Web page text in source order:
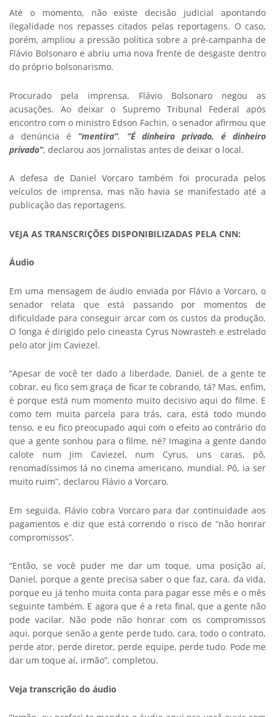
Até o momento, não existe decisão judicial apontando
ilegalidade nos repasses citados pelas reportagens. O caso,
porém, ampliou a pressão política sobre a pré-campanha de
Flávio Bolsonaro e abriu uma nova frente de desgaste dentro
do próprio bolsonarismo.
Procurado pela imprensa, Flávio Bolsonaro negou as
acusações. Ao deixar o Supremo Tribunal Federal após
encontro com o ministro Edson Fachin, o senador afirmou que
a denúncia é “mentira”. “É dinheiro privado, é dinheiro
privado”, declarou aos jornalistas antes de deixar o local.
A defesa de Daniel Vorcaro também foi procurada pelos
veículos de imprensa, mas não havia se manifestado até a
publicação das reportagens.
VEJA AS TRANSCRIÇÕES DISPONIBILIZADAS PELA CNN:
Áudio
Em uma mensagem de áudio enviada por Flávio a Vorcaro, o
senador relata que está passando por momentos de
dificuldade para conseguir arcar com os custos da produção.
O longa é dirigido pelo cineasta Cyrus Nowrasteh e estrelado
pelo ator Jim Caviezel.
“Apesar de você ter dado a liberdade, Daniel, de a gente te
cobrar, eu fico sem graça de ficar te cobrando, tá? Mas, enfim,
é porque está num momento muito decisivo aqui do filme. E
como tem muita parcela para trás, cara, está todo mundo
tenso, e eu fico preocupado aqui com o efeito ao contrário do
que a gente sonhou para o filme, né? Imagina a gente dando
calote num Jim Caviezel, num Cyrus, uns caras, pô,
renomadíssimos lá no cinema americano, mundial. Pô, ia ser
muito ruim”, declarou Flávio a Vorcaro.
Em seguida, Flávio cobra Vorcaro para dar continuidade aos
pagamentos e diz que está correndo o risco de “não honrar
compromissos”.
“Então, se você puder me dar um toque, uma posição aí,
Daniel, porque a gente precisa saber o que faz, cara, da vida,
porque eu já tenho muita conta para pagar esse mês e o mês
seguinte também. E agora que é a reta final, que a gente não
pode vacilar. Não pode não honrar com os compromissos
aqui, porque senão a gente perde tudo, cara, todo o contrato,
perde ator, perde diretor, perde equipe, perde tudo. Pode me
dar um toque aí, irmão”, completou.
Veja transcrição do áudio